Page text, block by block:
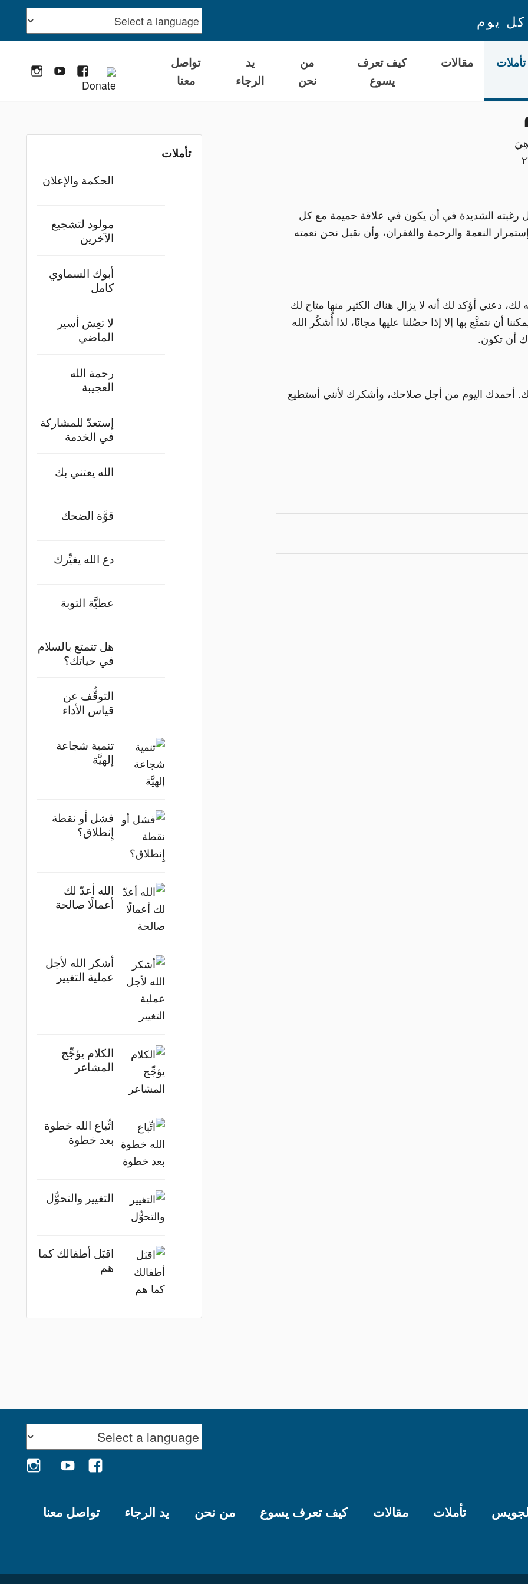
كل يوم
تأملات مقالات
كيف تعرف
يسوع
من
نحن
يد
الرجاء
تواصل
معنا
تبرع Facebook
YouTube
هِيَ
رغبته الشديدة في أن يكون في علاقة حميمة مع كل
النعمة والرحمة والغفران، وأن نقبل نحن نعمته
دعني أؤكد لك أنه لا يزال هناك الكثير منها متاح لك
نتمتَّع بها إلا إذا حصُلنا عليها مجانًا، لذا أُشكُر الله
أن تكون.
أحمدك اليوم من أجل صلاحك، وأشكرك لأنني أستطيع
تأملات
الحكمة والإعلان
مولود لتشجيع
الآخرين
أبوك السماوي
كامل
لا تعِش أسير
الماضي
رحمة الله
العجيبة
إستعدّ للمشاركة
في الخدمة
الله يعتني بك
قوَّة الضحك
دع الله يغيِّرك
عطيَّة التوبة
هل تتمتع بالسلام
في حياتك؟
التوقُّف عن
قياس الأداء
تنمية شجاعة
إلهيَّة
فشل أو نقطة
إِنطلاق؟
الله أعدّ لك
أعمالًا صالحة
أشكر الله لأجل
عملية التغيير
الكلام يؤجِّج
المشاعر
اتِّباع الله خطوة
بعد خطوة
التغيير والتحوُّل
اقبَل أطفالك كما
هم
FACEBOOK
YOUTUBE
تأملات مقالات كيف تعرف يسوع من نحن يد الرجاء تواصل معنا